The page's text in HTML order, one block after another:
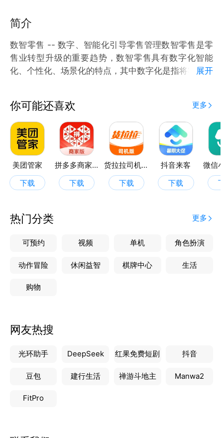
简介
数智零售 -- 数字、智能化引导零售管理数智零售是零
售业转型升级的重要趋势，数智零售具有数字化智能
化、个性化、场景化的特点，其中数字化是指将零售业
商品推荐、智能化的客户服务等;个性化是指通过数据
分析，实现对客户的个性化推荐和服务;场景化是指根
据不同的场景，提供不同的服务，满足不同的需求。
数智零售的应用场景旨在通过数据驱动的精准运营，提
升用户体验和商家效益。
展开
你可能还喜欢 更多
美团管家
下载
拼多多商家版
下载
货拉拉司机版
下载
抖音来客
下载
热门分类 更多
可预约 视频 单机 角色扮演
动作冒险 休闲益智 棋牌中心 生活
购物
网友热搜
光环助手 DeepSeek 红果免费短剧 抖音
豆包 建行生活 禅游斗地主 Manwa2
FitPro